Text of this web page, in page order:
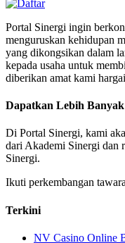
Portal Sinergi ingin
menguruskan kehidupan
yang dikongsikan dalam
kepada usaha untuk
diberikan amat kami
Dapatkan Lebih
Di Portal Sinergi, kami
dari Akademi Sinergi dan
Sinergi.
Ikuti perkembangan
Terkini
NV Casino Online